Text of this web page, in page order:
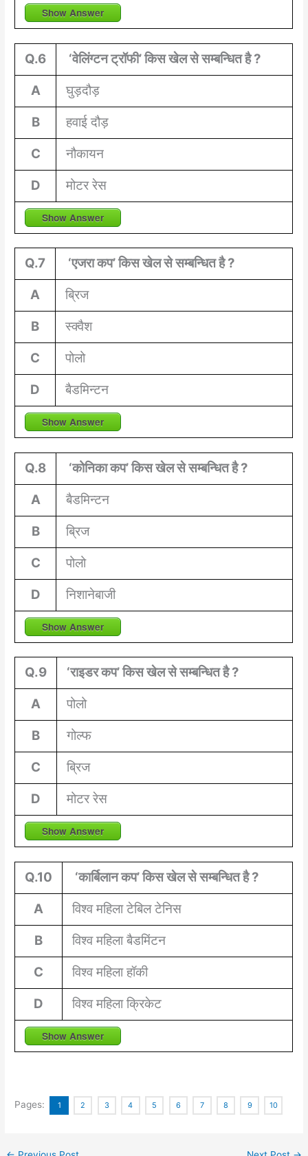
Show Answer
Q.6
‘वेलिंग्टन ट्रॉफी’ किस खेल से सम्बन्धित है ?
A
घुड़दौड़
B
हवाई दौड़
C
नौकायन
D
मोटर रेस
Show Answer
Q.7
‘एजरा कप’ किस खेल से सम्बन्धित है ?
A
ब्रिज
B
स्क्वैश
C
पोलो
D
बैडमिन्टन
Show Answer
Q.8
‘कोनिका कप’ किस खेल से सम्बन्धित है ?
A
बैडमिन्टन
B
ब्रिज
C
पोलो
D
निशानेबाजी
Show Answer
Q.9
‘राइडर कप’ किस खेल से सम्बन्धित है ?
A
पोलो
B
गोल्फ
C
ब्रिज
D
मोटर रेस
Show Answer
Q.10 ‘कार्बिलानकप’ किस खेल से सम्बन्धित है ?
A
विश्व महिला टेबिल टेनिस
B
विश्व महिला बैडमिंटन
C
विश्व महिला हॉकी
D
विश्व महिला क्रिकेट
Show Answer
Pages: 1 2 3 4 5 6 7 8 9 10